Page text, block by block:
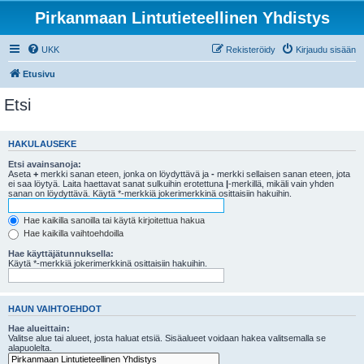
Pirkanmaan Lintutieteellinen Yhdistys
UKK Kirjaudu sisään
Rekisteröidy
Etusivu
Etsi
HAKULAUSEKE
Etsi avainsanoja:
Aseta + merkki sanan eteen, jonka on löydyttävä ja - merkki sellaisen sanan eteen, jota
ei saa löytyä. Laita haettavat sanat sulkuihin erotettuna |-merkillä, mikäli vain yhden
sanan on löydyttävä. Käytä *-merkkiä jokerimerkkinä osittaisiin hakuihin.
Hae kaikilla sanoilla tai käytä kirjoitettua hakua
Hae kaikilla vaihtoehdoilla
Hae käyttäjätunnuksella:
Käytä *-merkkiä jokerimerkkinä osittaisiin hakuihin.
HAUN VAIHTOEHDOT
Hae alueittain:
Valitse alue tai alueet, josta haluat etsiä. Sisäalueet voidaan hakea valitsemalla se
alapuolelta.